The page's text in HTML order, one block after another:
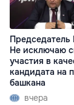
Председатель
Не исключаю
участия в
кандидата на
башкана
вчера